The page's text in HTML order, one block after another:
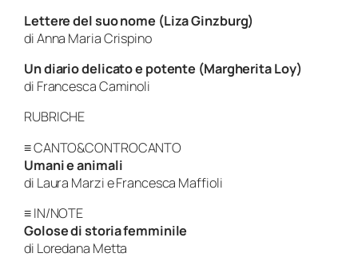
Lettere del suo nome (Liza Ginzburg)
di Anna Maria Crispino
Un diario delicato e potente (Margherita Loy)
di Francesca Caminoli
RUBRICHE
≡ CANTO&CONTROCANTO
Umani e animali
di Laura Marzi e Francesca Maffioli
≡ IN/NOTE
Golose di storia femminile
di Loredana Metta